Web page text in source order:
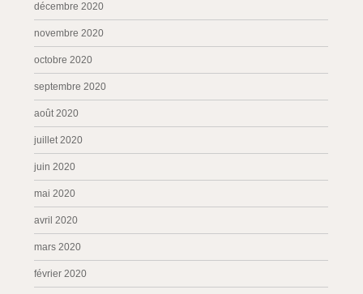
décembre 2020
novembre 2020
octobre 2020
septembre 2020
août 2020
juillet 2020
juin 2020
mai 2020
avril 2020
mars 2020
février 2020